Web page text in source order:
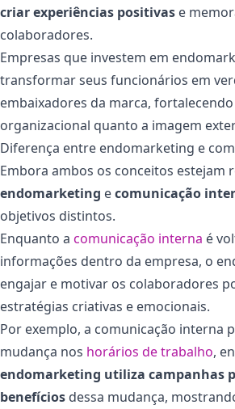
criar experiências positivas e
colaboradores.
Empresas que investem em
transformar seus funcionários em
embaixadores da marca,
organizacional quanto a imagem
Diferença entre endomarketing e
Embora ambos os conceitos estejam
endomarketing ecomunicação
objetivos distintos.
Enquanto a comunicação interna é
informações dentro da empresa, o
engajar e motivar os colaboradores
estratégias criativas e emocionais.
Por exemplo, a comunicação interna
mudança nos horários de trabalho,
endomarketing utiliza campanhas
benefícios dessa mudança,